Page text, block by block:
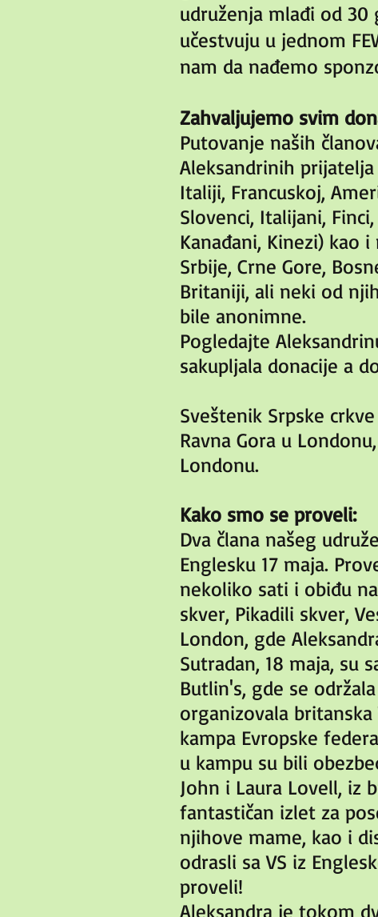
udruženja mlađi od
učestvuju u jednom
nam da nađemo
Zahvaljujemo svim
Putovanje naših
Aleksandrinih
Italiji, Francuskoj,
Slovenci, Italijani,
Kanađani, Kinezi) kao
Srbije, Crne Gore,
Britaniji, ali neki od
bile anonimne.
Pogledajte
sakupljala donacije a
Sveštenik Srpske
Ravna Gora u
Londonu.
Kako smo se proveli:
Dva člana našeg
Englesku 17 maja.
nekoliko sati i obiđu
skver, Pikadili skver,
London, gde
Sutradan, 18 maja, su
Butlin's, gde se
organizovala
kampa Evropske
u kampu su bili
John i Laura Lovell, iz
fantastičan izlet za
njihove mame, kao i
odrasli sa VS iz
proveli!
Aleksandra je tokom